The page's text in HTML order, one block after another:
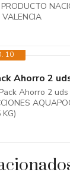
PRODUCTO
VALENCIA
10
Ahorro 2